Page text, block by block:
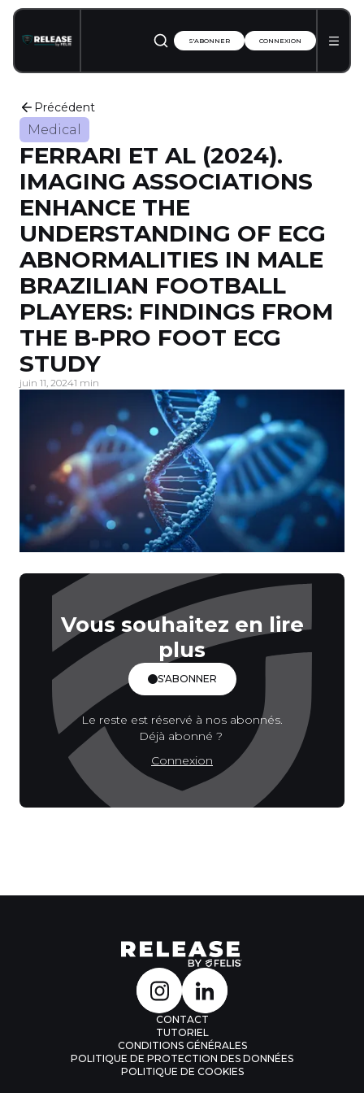
S'ABONNER CONNEXION
Précédent
Medical
FERRARI ET AL (2024).
IMAGING ASSOCIATIONS
ENHANCE THE
UNDERSTANDING OF ECG
ABNORMALITIES IN MALE
BRAZILIAN FOOTBALL
PLAYERS: FINDINGS FROM
THE B-PRO FOOT ECG
STUDY
juin 11, 20241 min
Vous souhaitez en lire
plus
S'ABONNER
Le reste est réservé à nos abonnés.
Déjà abonné ?
Connexion
CONTACT
TUTORIEL
CONDITIONS GÉNÉRALES
POLITIQUE DE PROTECTION DES DONNÉES
POLITIQUE DE COOKIES